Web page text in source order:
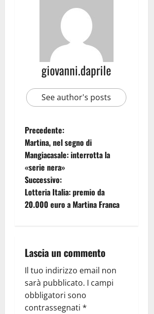
giovanni.daprile
See author's posts
Precedente:
Martina, nel segno di
Mangiacasale: interrotta la
«serie nera»
Successivo:
Lotteria Italia: premio da
20.000 euro a Martina Franca
Lascia un commento
Il tuo indirizzo email non
sarà pubblicato. I campi
obbligatori sono
contrassegnati *